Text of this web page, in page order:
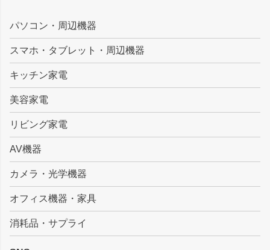
ップ
パソコン・周辺機器
スマホ・タブレット・周辺機器
キッチン家電
美容家電
リビング家電
AV機器
カメラ・光学機器
オフィス機器・家具
消耗品・サプライ